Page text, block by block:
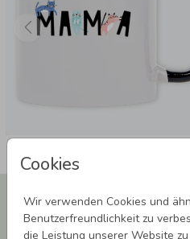
Cookies
Wir verwenden Cookies und
Benutzerfreundlichkeit zu
die Leistung unserer Website
Newsletter abonnieren
sichern!
Melde Dich zu unserem